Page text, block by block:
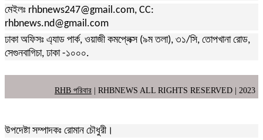
মেইলঃ rhbnews247@gmail.com, CC:
rhbnews.nd@gmail.com
ঢাকা অফিসঃ এ্যাড পার্ক, ওয়াজী কমপ্লেক্স (৯ম তলা), ৩১/সি, তোপখানা রোড,
সেগুনবাগিচা, ঢাকা -১০০০.
RHB পরিবার | RHBNEWS ALL RIGHTS RESERVED | 2023
উপদেষ্টা সম্পাদকঃ রোমান চৌধুরী।